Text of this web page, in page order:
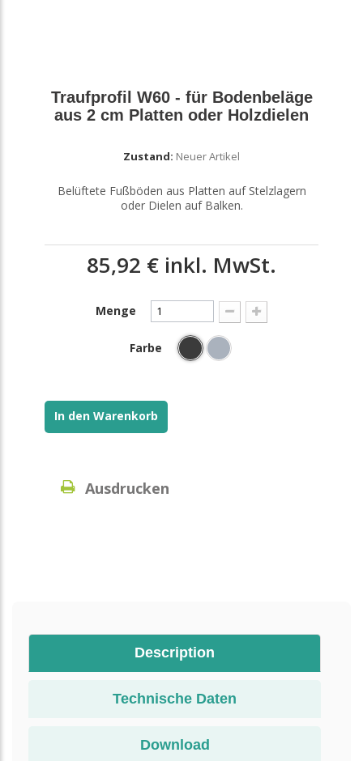
Traufprofil W60 - für Bodenbeläge
aus 2 cm Platten oder Holzdielen
Zustand: Neuer Artikel
Belüftete Fußböden aus Platten auf Stelzlagern
oder Dielen auf Balken.
85,92 € inkl. MwSt.
Menge
Farbe
In den Warenkorb
Ausdrucken
Description
Technische Daten
Download